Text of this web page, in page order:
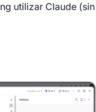
utilizar Claude (sin